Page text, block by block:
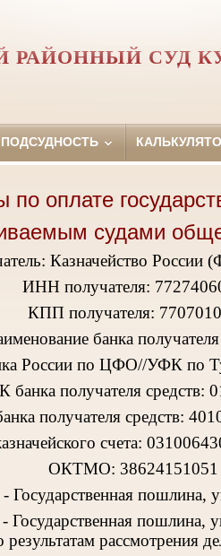
РАЙОННЫЙ СУД
по оплате
судами
Казначейство России
ИНН получателя:
КПП получателя:
банка получателя
России по ЦФО//УФК по
банка получателя средств:
получателя средств:
счета:
ОКТМО: 38624151051
пошлина,
пошлина,
результатам рассмотрения